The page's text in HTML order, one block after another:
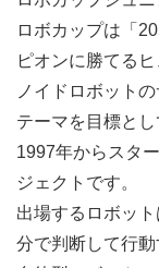
ロボカップは「
ピオンに勝てる
ノイドロボット
テーマを目標とし
1997年からスタ
ジェクトです。
出場するロボッ
分で判断して行動